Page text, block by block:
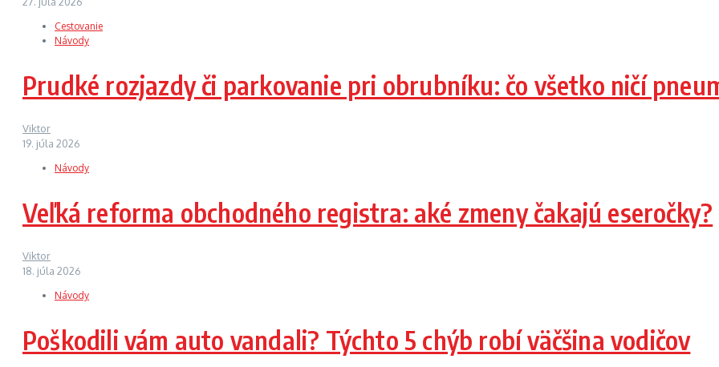
Cestovanie
Návody
Prudké rozjazdy či parkovanie pri obrubníku: čo všetko ničí
Viktor
19. júla 2026
Návody
Veľká reforma obchodného registra: aké zmeny čakajú eseročky?
Viktor
18. júla 2026
Návody
Poškodili vám auto vandali? Týchto 5 chýb robí väčšina vodičov